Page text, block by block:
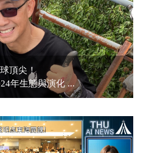
頂尖！
年生態與演化 ...